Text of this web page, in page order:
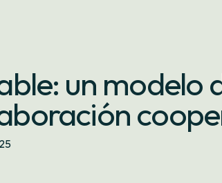
un modelo